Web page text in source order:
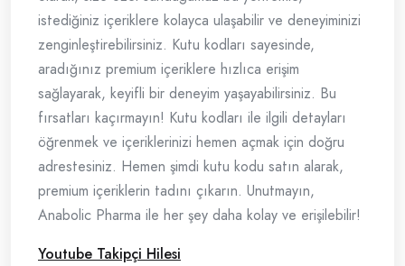
istediğiniz içeriklere kolayca ulaşabilir ve deneyiminizi
zenginleştirebilirsiniz. Kutu kodları sayesinde,
aradığınız premium içeriklere hızlıca erişim
sağlayarak, keyifli bir deneyim yaşayabilirsiniz. Bu
fırsatları kaçırmayın! Kutu kodları ile ilgili detayları
öğrenmek ve içeriklerinizi hemen açmak için doğru
adrestesiniz. Hemen şimdi kutu kodu satın alarak,
premium içeriklerin tadını çıkarın. Unutmayın,
Anabolic Pharma ile her şey daha kolay ve erişilebilir!
Youtube Takipçi Hilesi